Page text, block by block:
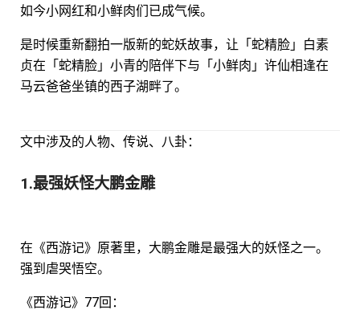
如今小网红和小鲜肉们已成气候。
是时候重新翻拍一版新的蛇妖故事，让「蛇精脸」白素
贞在「蛇精脸」小青的陪伴下与「小鲜肉」许仙相逢在
马云爸爸坐镇的西子湖畔了。
文中涉及的人物、传说、八卦：
1.最强妖怪大鹏金雕
在《西游记》原著里，大鹏金雕是最强大的妖怪之一。
强到虐哭悟空。
《西游记》77回：